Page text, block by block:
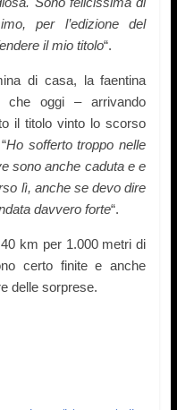
per l’edizione del
il mio titolo“.
di casa, la faentina
che oggi – arrivando
il titolo vinto lo scorso
Ho sofferto troppo nelle
sono anche caduta e e
lì, anche se devo dire
davvero forte“.
km per 1.000 metri di
certo finite e anche
delle sorprese.